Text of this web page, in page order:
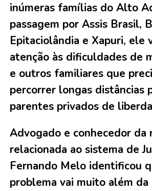
inúmeras famílias do Alto
passagem por Assis Brasil,
Epitaciolândia e Xapuri, ele
atenção às dificuldades de
e outros familiares que
percorrer longas distâncias
parentes privados de
Advogado e conhecedor da
relacionada ao sistema de
Fernando Melo identificou
problema vai muito além da